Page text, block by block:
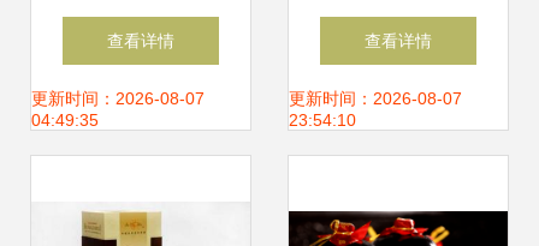
索优质法国科罗纳
干红葡萄酒的魅力
查看详情
更新时间：2026-08-07
04:49:35
地 品味经典，馈赠
佳选——记广州市
查看详情
更新时间：2026-08-07
23:54:10